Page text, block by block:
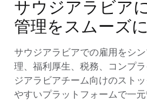
グローバル雇用
グローバル給与処理
コンプライアンス対応の給与処
Employer of Record（EOR
グローバル展開をコストをかけ
ソリューション
各国の制度に対応
国別ガイド
/国別のグローバル雇用支援を検
リソース
ツールと計算ツール
価格
サウジアラビア
管理をスムーズに
サウジアラビアでの雇用をシ
理、福利厚生、税務、コンプ
ジアラビアチーム向けのスト
やすいプラットフォームで一元